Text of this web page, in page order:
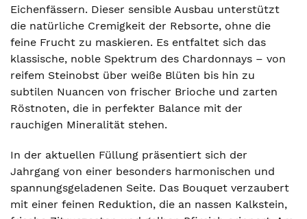
Eichenfässern. Dieser sensible Ausbau unterstützt
die natürliche Cremigkeit der Rebsorte, ohne die
feine Frucht zu maskieren. Es entfaltet sich das
klassische, noble Spektrum des Chardonnays – von
reifem Steinobst über weiße Blüten bis hin zu
subtilen Nuancen von frischer Brioche und zarten
Röstnoten, die in perfekter Balance mit der
rauchigen Mineralität stehen.
In der aktuellen Füllung präsentiert sich der
Jahrgang von einer besonders harmonischen und
spannungsgeladenen Seite. Das Bouquet verzaubert
mit einer feinen Reduktion, die an nassen Kalkstein,